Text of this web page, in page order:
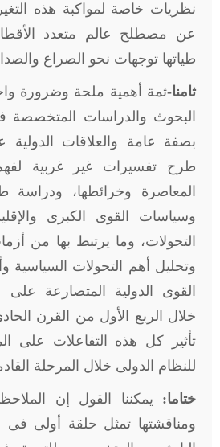
نظريات خاصة لمواكبة هذه
عن مصطلح عالم متعدد
طياتها توجهات نحو الصراع
ثامنا-ثمة أهمية ملحة وضرورة
البحوث والدراسات المتخصصة
بصفة عامة والعلاقات
طرح تفسيرات غير غربية لفهم
المعاصرة وخرائطها، ودراسة
وسياسات القوى الكبرى
التحولات، وما يرتبط بها من
وتحليل أهم التحولات السياسية
القوى الدولية المتصارعة
خلال الربع الأول من القرن
تأثير كل هذه التفاعلات على
للنظام الدولى خلال المرحلة
ختاما: يمكننا القول إن
ومناقشتها تمثل حلقة أولى